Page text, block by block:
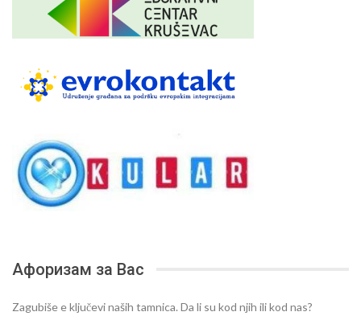
Афоризам за Вас
Zagubiše e ključevi naših tamnica. Da li su kod njih ili kod nas?